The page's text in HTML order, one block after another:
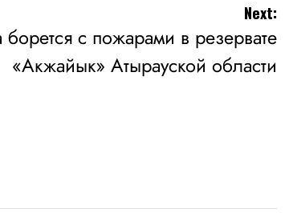
Next:
с пожарами в резервате
«Акжайык» Атырауской области